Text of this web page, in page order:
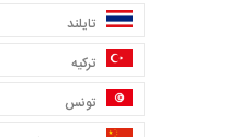
تایلند
ترکیه
تونس